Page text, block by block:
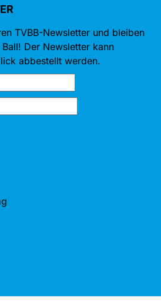
TVBB-Newsletter und bleiben
Der Newsletter kann
abbestellt werden.